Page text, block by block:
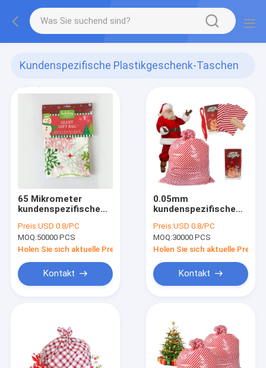
Kundenspezifische Plastikgeschenk-Taschen
(53)
65 Mikrometer
kundenspezifische
Taschen
Preis:USD 0.8/PC
MOQ:50000 PCS
Holen Sie sich aktuelle Preis
Kontakt
0.05mm
kundenspezifische
Taschen
Preis:USD 0.8/PC
MOQ:30000 PCS
Holen Sie sich aktuelle Preis
Kontakt